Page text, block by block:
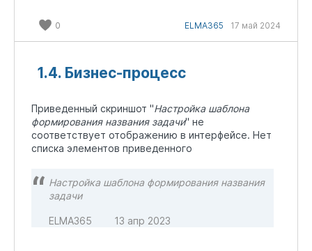
0 ELMA365 17 май 2024
1.4. Бизнес-процесс
Приведенный скриншот "Настройка шаблона
формирования названия задачи" не
соответствует отображению в интерфейсе. Нет
списка элементов приведенного
Настройка шаблона формирования названия
задачи
ELMA365 13 апр 2023